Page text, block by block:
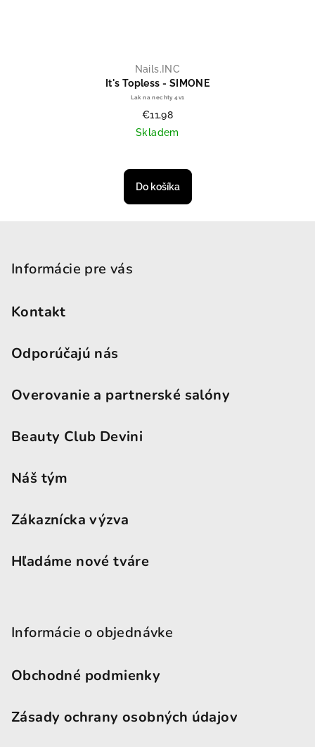
Nails.INC
It's Topless - SIMONE
Lak na nechty 4v1
€11,98
Skladem
Do košíka
Informácie pre vás
Kontakt
Odporúčajú nás
Overovanie a partnerské salóny
Beauty Club Devini
Náš tým
Zákaznícka výzva
Hľadáme nové tváre
Informácie o objednávke
Obchodné podmienky
Zásady ochrany osobných údajov